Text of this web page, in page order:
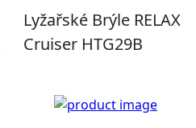
Lyžařské Brýle RELAX
Cruiser HTG29B